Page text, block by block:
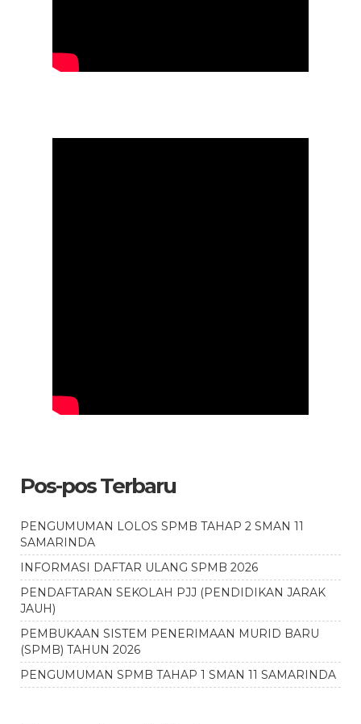
Pos-pos Terbaru
PENGUMUMAN LOLOS SPMB TAHAP 2 SMAN 11
SAMARINDA
INFORMASI DAFTAR ULANG SPMB 2026
PENDAFTARAN SEKOLAH PJJ (PENDIDIKAN JARAK
JAUH)
PEMBUKAAN SISTEM PENERIMAAN MURID BARU
(SPMB) TAHUN 2026
PENGUMUMAN SPMB TAHAP 1 SMAN 11 SAMARINDA